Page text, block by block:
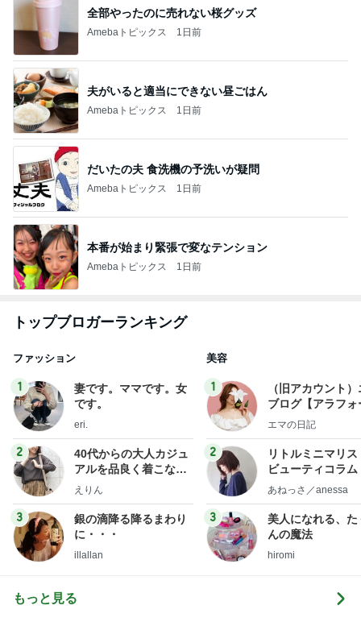
全部やったのに売れない桜グッズ
Amebaトピックス 1日前
夫がいると適当にできない昼ごはん
Amebaトピックス 1日前
だいたの夫 食洗機の予洗いが疑問
Amebaトピックス 1日前
本番が始まり緊張で変なテンション
Amebaトピックス 1日前
トップブロガーランキング
ファッション
1
妻です。ママです。女
です。
eri.
2
40代からの大人カジュ
アルを品良く着こなす
ファッションブログ
えりん
3
銀の滴降る降るまわり
に・・・
illallan
美容
1
（旧アカウント
ブログ【アラフォ
社売却セカンドラ
エマの日記
2
リトルミニマリス
ビューティコラ
little
あねっさ／anessa
3
美人になれる、た
んの魔法
hiromi
もっと見る